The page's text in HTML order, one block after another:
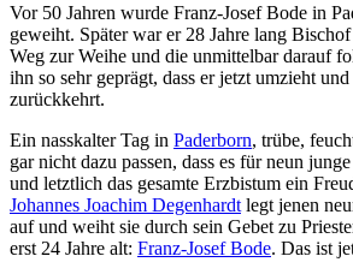
Vor 50 Jahren wurde Franz-Josef Bode in
geweiht. Später war er 28 Jahre lang
Weg zur Weihe und die unmittelbar darauf
ihn so sehr geprägt, dass er jetzt umzieht
zurückkehrt.
Ein nasskalter Tag in Paderborn, trübe,
gar nicht dazu passen, dass es für neun
und letztlich das gesamte Erzbistum ein
Johannes Joachim Degenhardt legt jenen
auf und weiht sie durch sein Gebet zu
erst 24 Jahre alt: Franz-Josef Bode. Das ist